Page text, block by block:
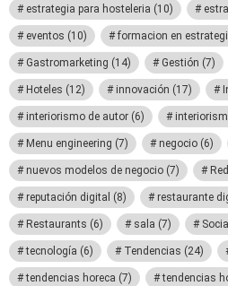
estrategia para hosteleria (10)
eventos (10) formacion en
Gastromarketing (14) Gestión (7)
Hoteles (12) innovación (17)
interiorismo de autor (6)
Menu engineering (7) negocio (6)
nuevos modelos de negocio (7)
reputación digital (8) restaurante
Restaurants (6) sala (7)
tecnología (6) Tendencias (24)
tendencias horeca (7) tendencias